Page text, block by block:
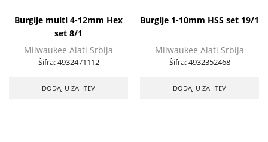
Burgije multi 4-12mm Hex
set 8/1
Milwaukee Alati Srbija
Šifra:4932471112
DODAJ U ZAHTEV
Burgije 1-10mm HSS set 19/1
Milwaukee Alati Srbija
Šifra:4932352468
DODAJ U ZAHTEV